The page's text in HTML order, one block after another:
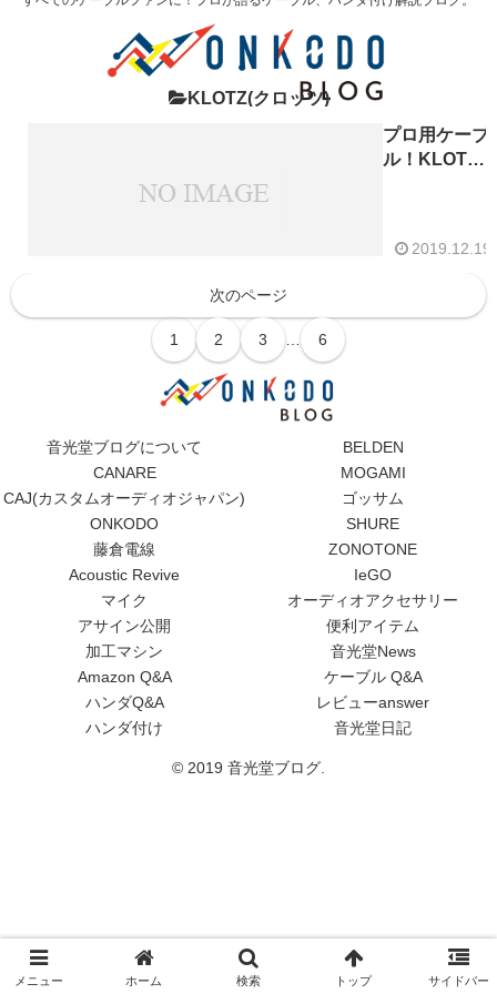
KLOTZ(クロッツ)
プロ用ケーブ
ル！KLOTZ
グ付き
2019.12.19
次のページ
1 2 3 6
音光堂ブログについて
BELDEN
CANARE
MOGAMI
CAJ(カスタムオーディオジャパン)
ゴッサム
ONKODO
SHURE
藤倉電線
ZONOTONE
Acoustic Revive
IeGO
マイク
オーディオアクセサリー
アサイン公開
便利アイテム
加工マシン
音光堂News
Amazon Q&A
ケーブル Q&A
ハンダQ&A
レビューanswer
ハンダ付け
音光堂日記
© 2019 音光堂ブログ.
メニュー ホーム 検索 トップ サイドバー